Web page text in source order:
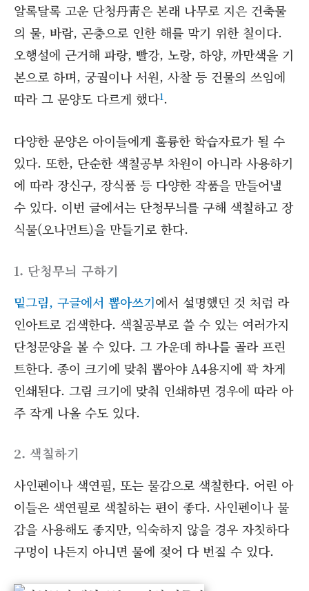
알록달록 고운 단청丹靑은 본래 나무로 지은 건축물
의 물, 바람, 곤충으로 인한 해를 막기 위한 칠이다.
오행설에 근거해 파랑, 빨강, 노랑, 하양, 까만색을 기
본으로 하며, 궁궐이나 서원, 사찰 등 건물의 쓰임에
따라 그 문양도 다르게 했다1.
다양한 문양은 아이들에게 훌륭한 학습자료가 될 수
있다. 또한, 단순한 색칠공부 차원이 아니라 사용하기
에 따라 장신구, 장식품 등 다양한 작품을 만들어낼
수 있다. 이번 글에서는 단청무늬를 구해 색칠하고 장
식물(오나먼트)을 만들기로 한다.
1. 단청무늬 구하기
밑그림, 구글에서 뽑아쓰기에서 설명했던 것 처럼 라
인아트로 검색한다. 색칠공부로 쓸 수 있는 여러가지
단청문양을 볼 수 있다. 그 가운데 하나를 골라 프린
트한다. 종이 크기에 맞춰 뽑아야 A4용지에 꽉 차게
인쇄된다. 그림 크기에 맞춰 인쇄하면 경우에 따라 아
주 작게 나올 수도 있다.
2. 색칠하기
사인펜이나 색연필, 또는 물감으로 색칠한다. 어린 아
이들은 색연필로 색칠하는 편이 좋다. 사인펜이나 물
감을 사용해도 좋지만, 익숙하지 않을 경우 자칫하다
구멍이 나든지 아니면 물에 젖어 다 번질 수 있다.